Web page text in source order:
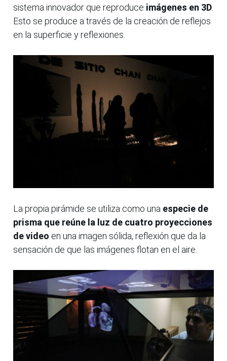
sistema innovador que reproduce imágenes en 3D
Esto se produce a través de la creación de reflejos
en la superficie y reflexiones.
La propia pirámide se utiliza como una especie de
prisma que reúne la luz de cuatro proyecciones
de video en una imagen sólida, reflexión que da la
sensación de que las imágenes flotan en el aire.